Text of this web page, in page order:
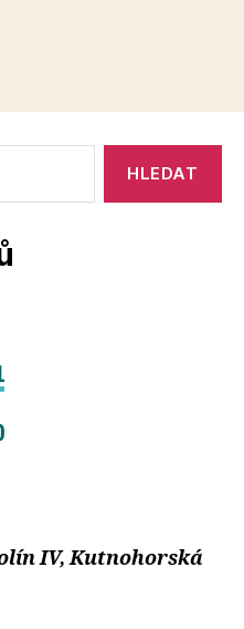
IV, Kutnohorská